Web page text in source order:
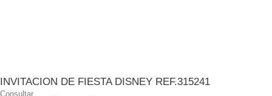
INVITACION DE FIESTA DISNEY REF.315241
Consultar